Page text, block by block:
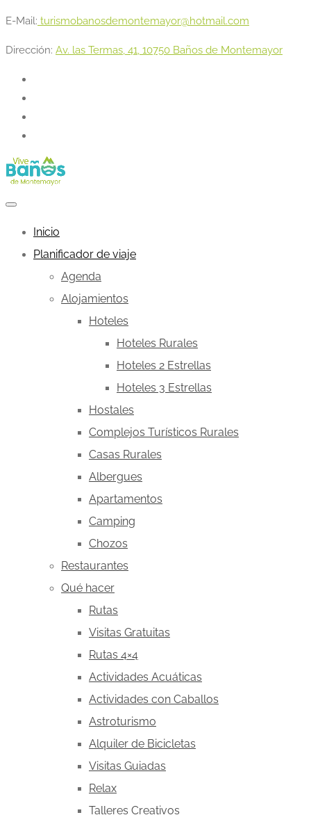
E-Mail: turismobanosdemontemayor@hotmail.com
Dirección: Av. las Termas, 41, 10750 Baños de Montemayor
Inicio
Planificador de viaje
Agenda
Alojamientos
Hoteles
Hoteles Rurales
Hoteles 2 Estrellas
Hoteles 3 Estrellas
Hostales
Complejos Turísticos Rurales
Casas Rurales
Albergues
Apartamentos
Camping
Chozos
Restaurantes
Qué hacer
Rutas
Visitas Gratuitas
Rutas 4×4
Actividades Acuáticas
Actividades con Caballos
Astroturismo
Alquiler de Bicicletas
Visitas Guiadas
Relax
Talleres Creativos